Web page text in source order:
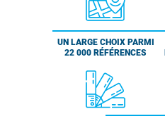
UN LARGE CHOIX PARMI
22 000 RÉFÉRENCES